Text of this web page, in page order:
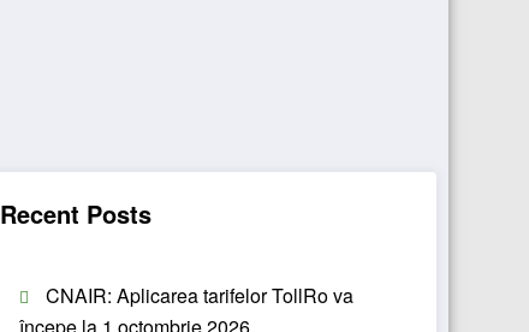
Recent Posts
CNAIR: Aplicarea tarifelor TollRo va